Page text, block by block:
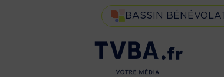
BASSIN